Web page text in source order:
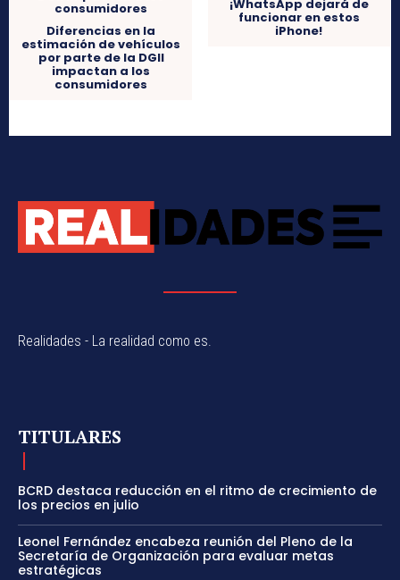
Diferencias en la
estimación de vehículos
por parte de la DGII
impactan a los
consumidores
¡WhatsApp dejará de
funcionar en estos
iPhone!
Realidades - La realidad como es.
TITULARES
BCRD destaca reducción en el ritmo de crecimiento de
los precios en julio
Leonel Fernández encabeza reunión del Pleno de la
Secretaría de Organización para evaluar metas
estratégicas